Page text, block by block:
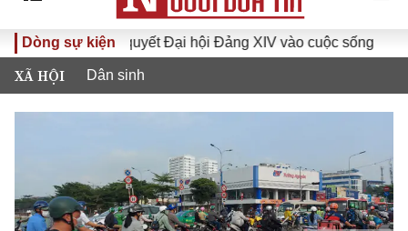
Dòng sự kiện
Đưa Nghị quyết Đại hội Đảng XIV vào cuộc sống Hướng
XÃ HỘI Dân sinh